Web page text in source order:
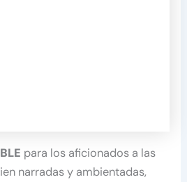
para los aficionados a las
narradas y ambientadas,